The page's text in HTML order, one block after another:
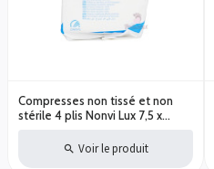
Compresses non tissé et non
stérile 4 plis Nonvi Lux 7,5 x
Voir le produit